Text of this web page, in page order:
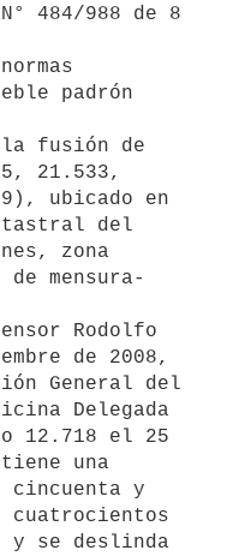
484/988 de 8
padrón
fusión de
21.533,
ubicado en
del
zona
mensura-
Rodolfo
de 2008,
General del
Delegada
12.718 el 25
una
y
cuatrocientos
y se deslinda